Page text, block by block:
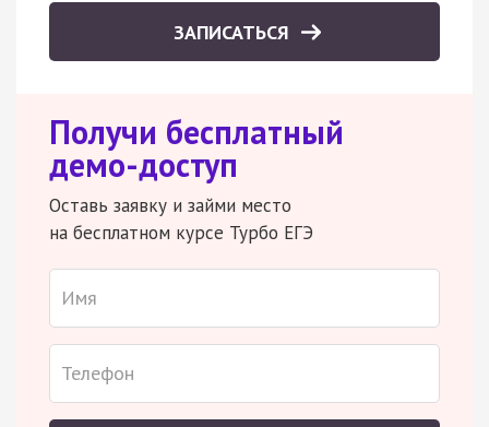
ЗАПИСАТЬСЯ
Получи бесплатный
демо-доступ
Оставь заявку и займи место
на бесплатном курсе Турбо ЕГЭ